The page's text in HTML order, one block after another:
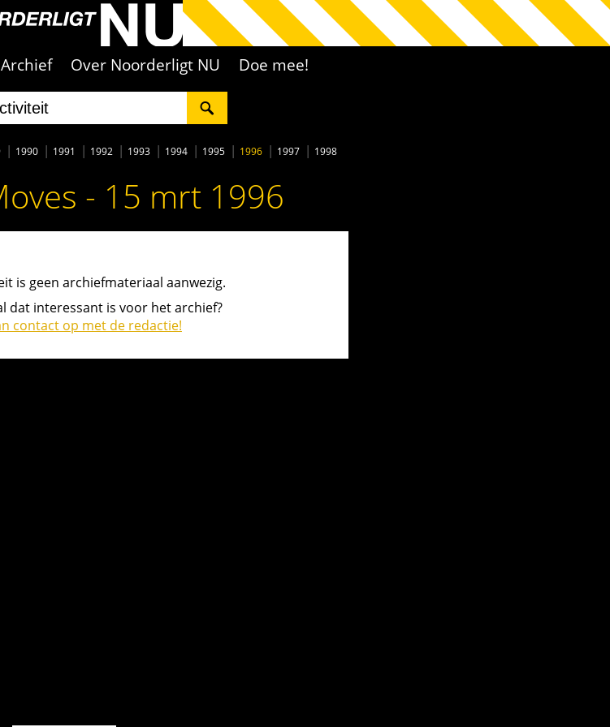
Archief Over Noorderligt NU Doe mee!
1990 1991 1992 1993 1994 1995 1996 1997 1998
- 15 mrt 1996
is geen archiefmateriaal aanwezig.
dat interessant is voor het archief?
contact op met de redactie!